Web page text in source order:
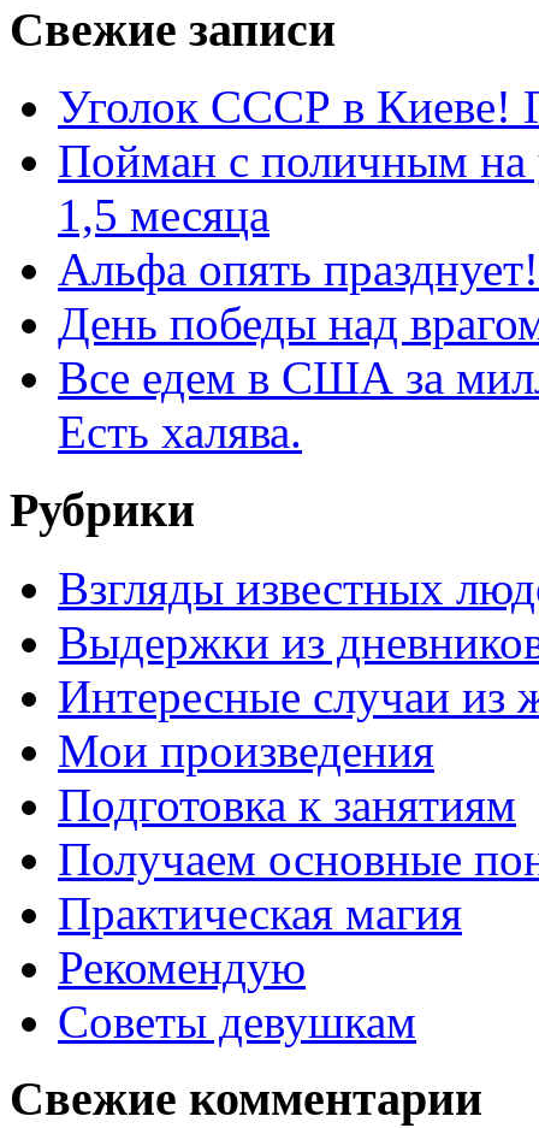
Свежие записи
Уголок СССР в Киеве!
Пойман с поличным
1,5 месяца
Альфа опять
День победы над
Все едем в США за
Есть халява.
Рубрики
Взгляды известных
Выдержки из
Интересные случаи из
Мои произведения
Подготовка к занятиям
Получаем основные
Практическая магия
Рекомендую
Советы девушкам
Свежие комментарии